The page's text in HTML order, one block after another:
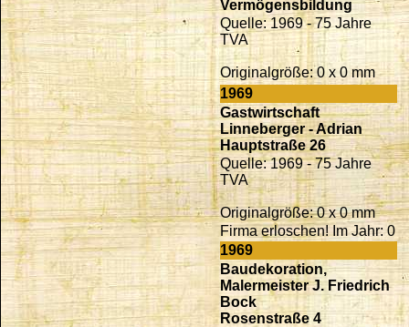
Vermögensbildung
Quelle: 1969 - 75 Jahre
TVA
Originalgröße: 0 x 0 mm
1969
Gastwirtschaft
Linneberger - Adrian
Hauptstraße 26
Quelle: 1969 - 75 Jahre
TVA
Originalgröße: 0 x 0 mm
Firma erloschen! Im Jahr: 0
1969
Baudekoration,
Malermeister J. Friedrich
Bock
Rosenstraße 4